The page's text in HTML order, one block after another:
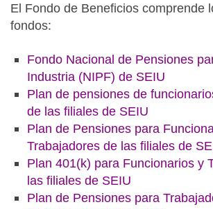
El Fondo de Beneficios comprende
fondos:
Fondo Nacional de Pensiones
Industria (NIPF) de SEIU
Plan de pensiones de
de las filiales de SEIU
Plan de Pensiones para
Trabajadores de las filiales de
Plan 401(k) para Funcionarios y
las filiales de SEIU
Plan de Pensiones para